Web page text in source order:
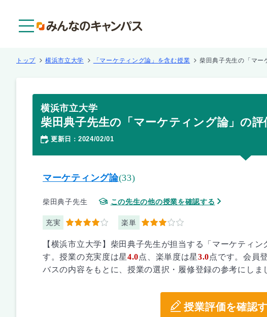
トップ 横浜市立大学 「マーケティング論」を含む授業 柴田典子先生の「マー
横浜市立大学
柴田典子先生の「マーケティング論」の評
更新日 ： 2024/02/01
マーケティング論(33)
柴田典子先生 この先生の他の授業を確認する
充実 4 楽単 3
【横浜市立大学】柴田典子先生が担当する「マーケティン
す。授業の充実度は星4.0点、楽単度は星3.0点です。会員
バスの内容をもとに、授業の選択・履修登録の参考にしま
授業評価を確認